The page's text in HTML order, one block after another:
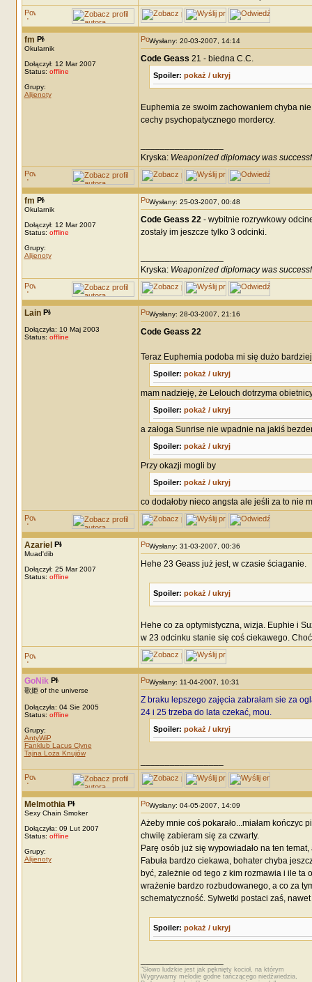
fm
Okularnik
Dołączył: 12 Mar 2007
Status: offline
Grupy:
Alijenoty
Wysłany: 20-03-2007, 14:14
Code Geass 21 - biedna C.C.
Spoiler: pokaż / ukryj
Euphemia ze swoim zachowaniem chyba
cechy psychopatycznego mordercy.
Kryska: Weaponized diplomacy was
fm
Okularnik
Dołączył: 12 Mar 2007
Status: offline
Grupy:
Alijenoty
Wysłany: 25-03-2007, 00:48
Code Geass 22- wybitnie rozrywkowy
zostały im jeszcze tylko 3 odcinki.
Kryska: Weaponized diplomacy was
Lain
Dołączyła: 10 Maj 2003
Status: offline
Wysłany: 28-03-2007, 21:16
Code Geass 22
Teraz Euphemia podoba mi się dużo
Spoiler: pokaż / ukryj
mam nadzieję, że Lelouch dotrzyma
Spoiler: pokaż / ukryj
a załoga Sunrise nie wpadnie na jakiś
Spoiler: pokaż / ukryj
Przy okazji mogli by
Spoiler: pokaż / ukryj
co dodałoby nieco angsta ale jeśli za to nie
Azariel
Muad'dib
Dołączył: 25 Mar 2007
Status: offline
Wysłany: 31-03-2007, 00:36
Hehe 23 Geass już jest, w czasie ściaganie.
Spoiler: pokaż / ukryj
Hehe co za optymistyczna, wizja. Euphie i
w 23 odcinku stanie się coś ciekawego.
GoNik
歌姫 of the universe
Dołączyła: 04 Sie 2005
Status: offline
Grupy:
AntyWiP
Fanklub Lacus Clyne
Tajna Loża Knujów
Wysłany: 11-04-2007, 10:31
Z braku lepszego zajęcia zabrałam sie za
24 i 25 trzeba do lata czekać, mou.
Spoiler: pokaż / ukryj
Melmothia
Sexy Chain Smoker
Dołączyła: 09 Lut 2007
Status: offline
Grupy:
Alijenoty
Wysłany: 04-05-2007, 14:09
Ażeby mnie coś pokarało...miałam kończyc
chwilę zabieram się za czwarty.
Parę osób już się wypowiadało na ten
Fabuła bardzo ciekawa, bohater chyba
być, zależnie od tego z kim rozmawia i ile ta
wrażenie bardzo rozbudowanego, a co za
schematyczność. Sylwetki postaci zaś,
Spoiler: pokaż / ukryj
"Słowo ludzkie jest jak pęknięty kocioł, na którym
Wygrywamy melodie godne tańczącego niedźwiedzia,